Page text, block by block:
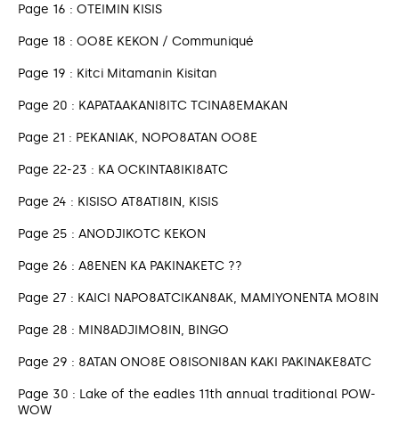
Page 16 : OTEIMIN KISIS
Page 18 : OO8E KEKON / Communiqué
Page 19 : Kitci Mitamanin Kisitan
Page 20 : KAPATAAKANI8ITC TCINA8EMAKAN
Page 21 : PEKANIAK, NOPO8ATAN OO8E
Page 22-23 : KA OCKINTA8IKI8ATC
Page 24 : KISISO AT8ATI8IN, KISIS
Page 25 : ANODJIKOTC KEKON
Page 26 : A8ENEN KA PAKINAKETC ??
Page 27 : KAICI NAPO8ATCIKAN8AK, MAMIYONENTA MO8IN
Page 28 : MIN8ADJIMO8IN, BINGO
Page 29 : 8ATAN ONO8E O8ISONI8AN KAKI PAKINAKE8ATC
Page 30 : Lake of the eadles 11th annual traditional POW-
WOW